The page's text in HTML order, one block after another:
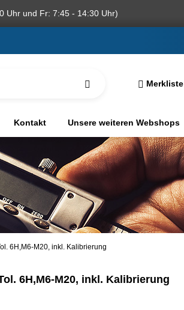
Uhr und Fr: 7:45 - 14:30 Uhr)
Merkliste
Kontakt Unsere weiteren Webshops
6H,M6-M20, inkl. Kalibrierung
6H,M6-M20, inkl. Kalibrierung